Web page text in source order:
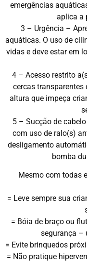
emergências
aplica a
3 – Urgência –
aquáticas. O uso de
vidas e deve estar em
4 – Acesso restrito
cercas
altura que impeça
5 – Sucção de
com uso de ralo(s)
desligamento
bomba
Mesmo com todas
= Leve sempre sua
= Bóia de braço ou
segurança –
= Evite brinquedos
= Não pratique